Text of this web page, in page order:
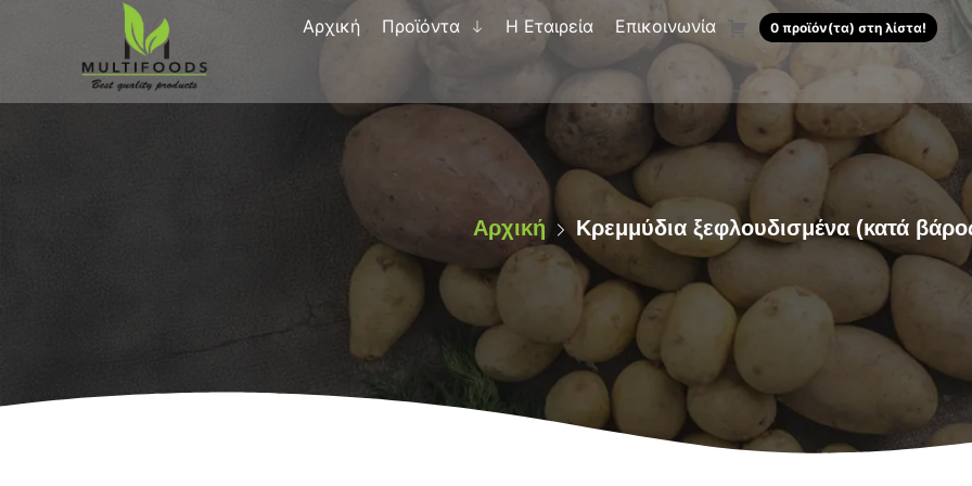
Αρχική Προϊόντα Η Εταιρεία Επικοινωνία 0 προϊόν(τα) στη λίστα!
Αρχική Κρεμμύδια ξεφλουδισμένα (κατά